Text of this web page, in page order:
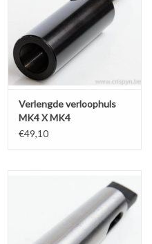
Verlengde verloophuls
MK4 X MK4
€49,10